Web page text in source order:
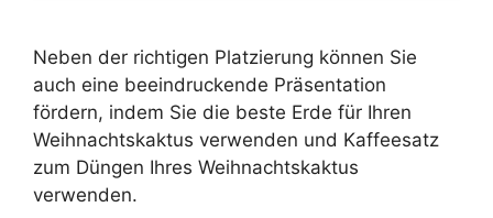
Neben der richtigen Platzierung können Sie
auch eine beeindruckende Präsentation
fördern, indem Sie die beste Erde für Ihren
Weihnachtskaktus verwenden und Kaffeesatz
zum Düngen Ihres Weihnachtskaktus
verwenden.